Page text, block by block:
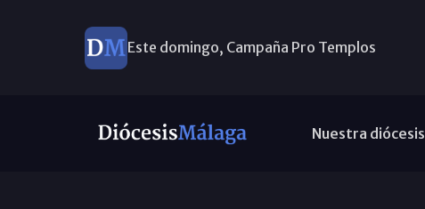
Este domingo, Campaña Pro Templos
Nuestra diócesis